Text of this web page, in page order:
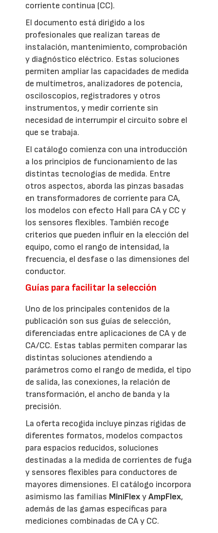
corriente continua (CC).
El documento está dirigido a los
profesionales que realizan tareas de
instalación, mantenimiento, comprobación
y diagnóstico eléctrico. Estas soluciones
permiten ampliar las capacidades de medida
de multímetros, analizadores de potencia,
osciloscopios, registradores y otros
instrumentos, y medir corriente sin
necesidad de interrumpir el circuito sobre el
que se trabaja.
El catálogo comienza con una introducción
a los principios de funcionamiento de las
distintas tecnologías de medida. Entre
otros aspectos, aborda las pinzas basadas
en transformadores de corriente para CA,
los modelos con efecto Hall para CA y CC y
los sensores flexibles. También recoge
criterios que pueden influir en la elección del
equipo, como el rango de intensidad, la
frecuencia, el desfase o las dimensiones del
conductor.
Guías para facilitar la selección
Uno de los principales contenidos de la
publicación son sus guías de selección,
diferenciadas entre aplicaciones de CA y de
CA/CC. Estas tablas permiten comparar las
distintas soluciones atendiendo a
parámetros como el rango de medida, el tipo
de salida, las conexiones, la relación de
transformación, el ancho de banda y la
precisión.
La oferta recogida incluye pinzas rígidas de
diferentes formatos, modelos compactos
para espacios reducidos, soluciones
destinadas a la medida de corrientes de fuga
y sensores flexibles para conductores de
mayores dimensiones. El catálogo incorpora
asimismo las familias MiniFlexyAmpFlex,
además de las gamas específicas para
mediciones combinadas de CA y CC.